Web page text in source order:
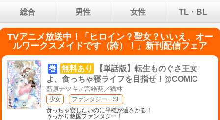
総合 男性 女性 TL・BL
TVアニメ放送中！「ヒロイン？聖女？いいえ、オー
ルワークスメイドです（誇）！」新刊配信フェア
巻 無料あり
【単話版】転生ものぐさ王女
よ、食っちゃ寝ライフを目指せ！@COMIC
藍原ナツキ／宮緒葵／猫林
少女
ファンタジー・SF
食っちゃ寝したいのに平穏が遠ざかる！
うっかり救国ファンタジー！